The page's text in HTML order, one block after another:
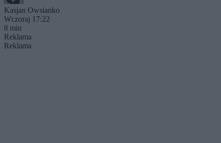
Kasjan Owsianko
Wczoraj 17:22
8 min
Reklama
Reklama